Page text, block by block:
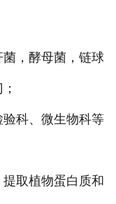
，酵母菌，链球
科、微生物科等
取植物蛋白质和